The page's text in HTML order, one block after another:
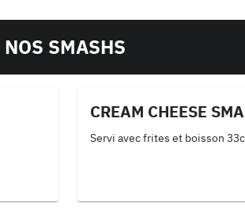
NOS SMASHS
CREAM CHEESE
Servi avec frites et boisson